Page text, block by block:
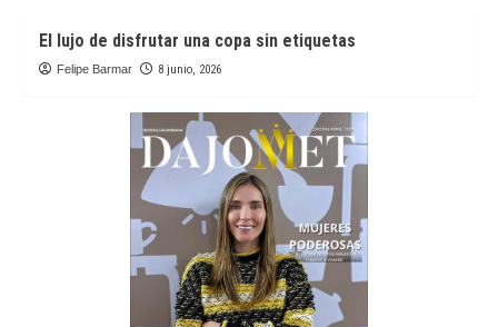
El lujo de disfrutar una copa sin etiquetas
Felipe Barmar 8 junio, 2026